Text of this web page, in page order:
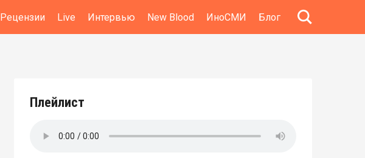
Рецензии Live Интервью New Blood ИноСМИ Блог
Плейлист